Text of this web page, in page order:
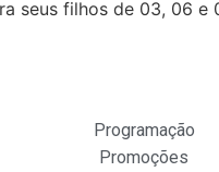
seus filhos de 03, 06 e
Programação
Promoções